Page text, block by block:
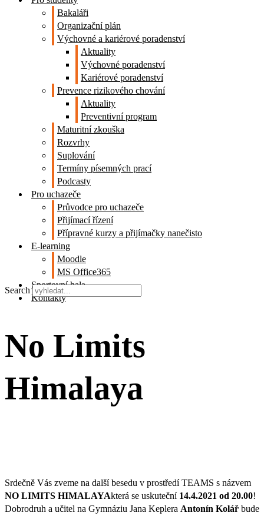
Bakaláři
Organizační plán
Výchovné a kariérové poradenství
Aktuality
Výchovné poradenství
Kariérové poradenství
Prevence rizikového chování
Aktuality
Preventivní program
Maturitní zkouška
Rozvrhy
Suplování
Termíny písemných prací
Podcasty
Pro uchazeče
Průvodce pro uchazeče
Přijímací řízení
Přípravné kurzy a přijímačky nanečisto
E-learning
Moodle
MS Office365
Sportovní hala
Kontakty
Search
No Limits
Himalaya
Srdečně Vás zveme na další besedu v prostředí TEAMS s názvem
NO LIMITS HIMALAYAkterá se uskuteční 14.4.2021 od 20.00!
Dobrodruh a učitel na Gymnáziu Jana Keplera Antonín Kolář bude